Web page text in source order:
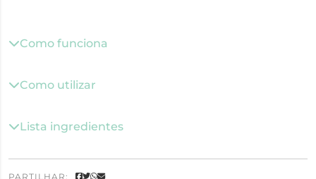
Como funciona
Como utilizar
Lista ingredientes
PARTILHAR: